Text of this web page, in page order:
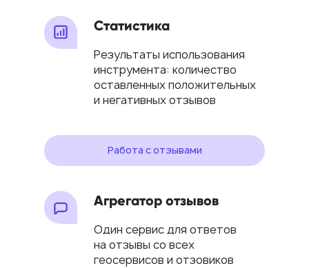
Статистика
Результаты использования
инструмента: количество
оставленных положительных
и негативных отзывов
Агрегатор отзывов
Один сервис для ответов
на отзывы со всех
геосервисов и отзовиков
Работа с отзывами